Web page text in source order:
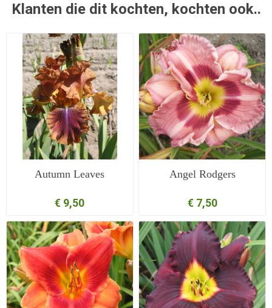
Klanten die dit kochten, kochten ook..
Autumn Leaves
€ 9,50
Angel Rodgers
€ 7,50